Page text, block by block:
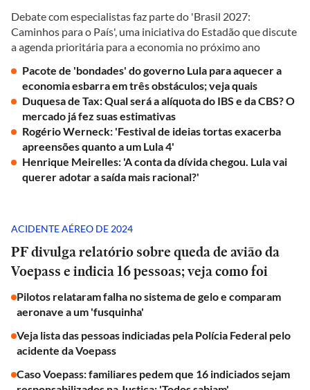
Debate com especialistas faz parte do 'Brasil 2027:
Caminhos para o País', uma iniciativa do Estadão que discute
a agenda prioritária para a economia no próximo ano
Pacote de 'bondades' do governo Lula para aquecer a
economia esbarra em três obstáculos; veja quais
Duquesa de Tax: Qual será a alíquota do IBS e da CBS? O
mercado já fez suas estimativas
Rogério Werneck: 'Festival de ideias tortas exacerba
apreensões quanto a um Lula 4'
Henrique Meirelles: 'A conta da dívida chegou. Lula vai
querer adotar a saída mais racional?'
ACIDENTE AÉREO DE 2024
PF divulga relatório sobre queda de avião da
Voepass e indicia 16 pessoas; veja como foi
Pilotos relataram falha no sistema de gelo e comparam
aeronave a um 'fusquinha'
Veja lista das pessoas indiciadas pela Polícia Federal pelo
acidente da Voepass
Caso Voepass: familiares pedem que 16 indiciados sejam